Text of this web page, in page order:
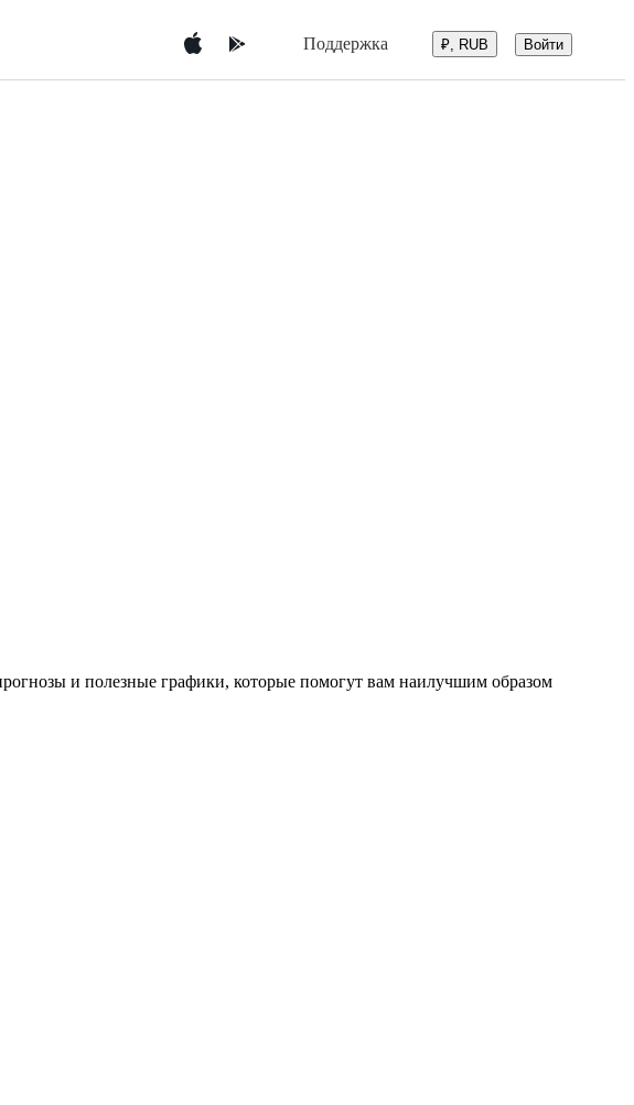
Поддержка ₽, RUB Войти
и полезные графики, которые помогут вам наилучшим образом